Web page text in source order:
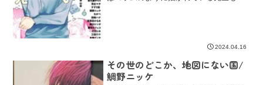
2024.04.16
その世のどこか、地図にない国/
鯛野ニッケ